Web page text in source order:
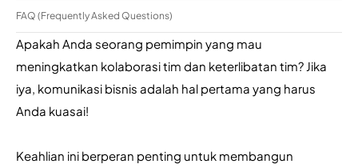
FAQ (Frequently Asked Questions)
Apakah Anda seorang pemimpin yang mau
meningkatkan kolaborasi tim dan keterlibatan tim? Jika
iya, komunikasi bisnis adalah hal pertama yang harus
Anda kuasai!
Keahlian ini berperan penting untuk membangun